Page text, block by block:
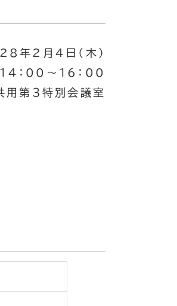
年2月4日（木）
14：00～16：00
用第３特別会議室